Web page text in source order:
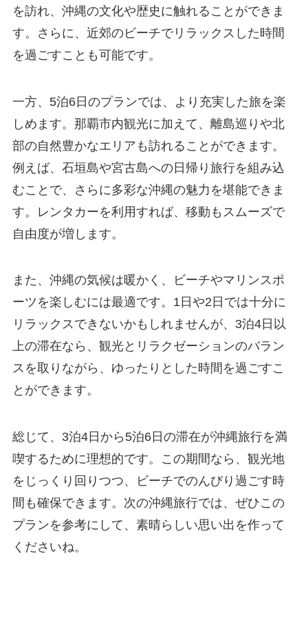
を訪れ、沖縄の文化や歴史に触れることができま
す。さらに、近郊のビーチでリラックスした時間
を過ごすことも可能です。
一方、5泊6日のプランでは、より充実した旅を楽
しめます。那覇市内観光に加えて、離島巡りや北
部の自然豊かなエリアも訪れることができます。
例えば、石垣島や宮古島への日帰り旅行を組み込
むことで、さらに多彩な沖縄の魅力を堪能できま
す。レンタカーを利用すれば、移動もスムーズで
自由度が増します。
また、沖縄の気候は暖かく、ビーチやマリンスポ
ーツを楽しむには最適です。1日や2日では十分に
リラックスできないかもしれませんが、3泊4日以
上の滞在なら、観光とリラクゼーションのバラン
スを取りながら、ゆったりとした時間を過ごすこ
とができます。
総じて、3泊4日から5泊6日の滞在が沖縄旅行を満
喫するために理想的です。この期間なら、観光地
をじっくり回りつつ、ビーチでのんびり過ごす時
間も確保できます。次の沖縄旅行では、ぜひこの
プランを参考にして、素晴らしい思い出を作って
くださいね。